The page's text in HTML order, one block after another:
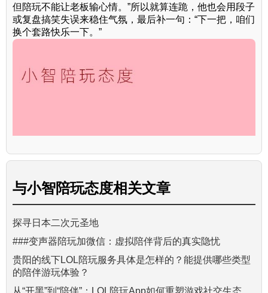
但陪玩不能让老板输心情。”所以就算连跪，他也会用段子
或复盘搞笑失误来稳住气氛，最后补一句：“下一把，咱们
换个套路快乐一下。”
与小智陪玩态度相关文章
探寻日本二次元圣地
###变声器陪玩加微信：虚拟陪伴背后的真实隐忧
贵阳的线下LOL陪玩服务具体是怎样的？能提供哪些类型
的陪伴游玩体验？
从“开黑”到“陪伴”：LOL陪玩App如何重塑游戏社交生态